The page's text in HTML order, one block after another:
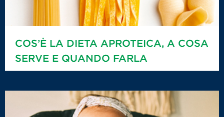
COS’È LA DIETA APROTEICA, A COSA
SERVE E QUANDO FARLA